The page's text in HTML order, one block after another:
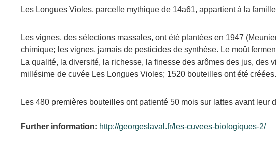
Les Longues Violes, parcelle mythique de 14a61, appartient à la
Les vignes, des sélections massales, ont été plantées en 1947
chimique; les vignes, jamais de pesticides de synthèse. Le moût
La qualité, la diversité, la richesse, la finesse des arômes des jus,
millésime de cuvée Les Longues Violes; 1520 bouteilles ont été créées.
Les 480 premières bouteilles ont patienté 50 mois sur lattes avant leur
Further information: http://georgeslaval.fr/les-cuvees-biologiques-2/